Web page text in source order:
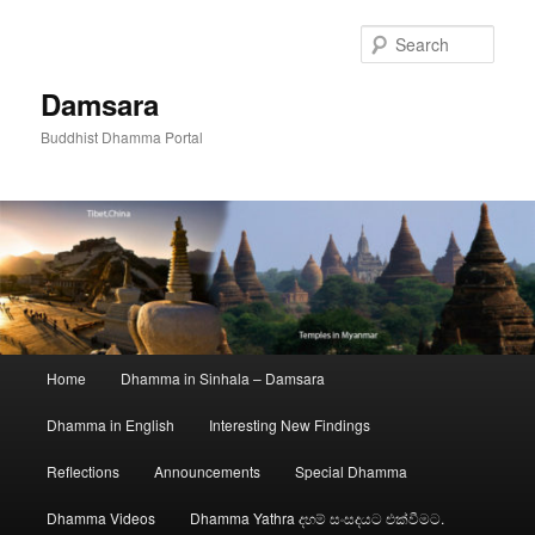
Damsara
Buddhist Dhamma Portal
Home Dhamma in Sinhala – Damsara
Dhamma in English Interesting New Findings
Reflections Announcements Special Dhamma
Dhamma Videos Dhamma Yathra දහම් සංසදයට එක්වීමට.